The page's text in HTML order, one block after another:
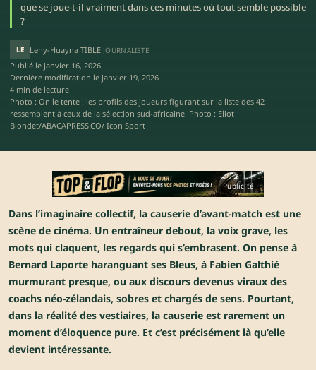
que se joue-t-il vraiment dans ces minutes où tout semble possible
?
LE Leny-Huayna TIBLE JOURNALISTE
Publié le janvier 16, 2026
Dernière modification le janvier 19, 2026
4 min de lecture
Photo : On le tente : les profils des joueurs figurant sur la liste des 42
ressemblent à ceux de la sélection sud-africaine. Photo : Eliot
Blondet/ABACAPRESS.CO/ Icon Sport
Publicité
Dans l’imaginaire collectif, la causerie d’avant-match est une
scène de cinéma. Un entraîneur debout, la voix grave, les
mots qui claquent, les regards qui s’embrasent. On pense à
Bernard Laporte haranguant ses Bleus, à Fabien Galthié
murmurant presque, ou aux discours devenus viraux des
coachs néo-zélandais, sobres et chargés de sens. Pourtant,
dans la réalité des vestiaires, la causerie est rarement un
moment d’éloquence pure. Et c’est précisément là qu’elle
devient intéressante.